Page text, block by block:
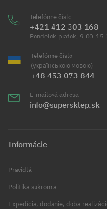
Telefónne číslo
+421 412 303 168
Pondelok-piatok, 9.00-
Telefónne číslo
(українською мовою)
+48 453 073 844
E-mailová adresa
info@supersklep.sk
Informácie
Pravidlá
Politika súkromia
Expedícia, dodanie, doba